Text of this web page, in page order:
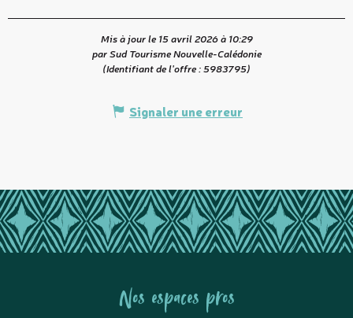
Mis à jour le 15 avril 2026 à 10:29
par Sud Tourisme Nouvelle-Calédonie
(Identifiant de l'offre :5983795)
Signaler une erreur
Nos espaces pros